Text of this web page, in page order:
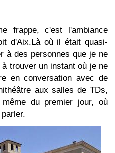
frappe, c'est l'ambiance
d'Aix.Là où il était quasi-
à des personnes que je ne
trouver un instant où je ne
en conversation avec de
aux salles de TDs,
du premier jour, où